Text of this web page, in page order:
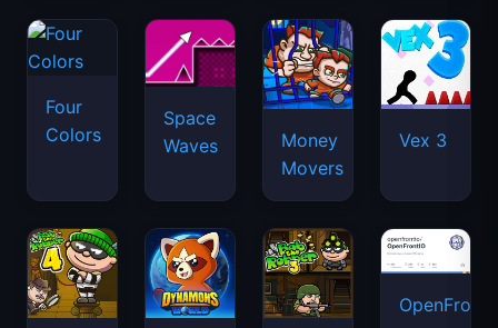
Four
Colors
Space
Waves
Money
Movers
Vex 3